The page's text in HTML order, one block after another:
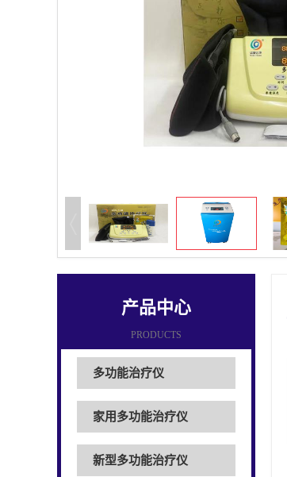
产品中心
PRODUCTS
多功能治疗仪
家用多功能治疗仪
新型多功能治疗仪